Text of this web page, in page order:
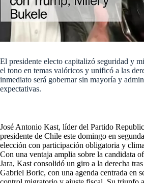
El presidente electo capitalizó seguridad y
el tono en temas valóricos y unificó a las
inmediato será gobernar sin mayoría y
expectativas.
José Antonio Kast, líder del Partido
presidente de Chile este domingo en
elección con participación obligatoria y
Con una ventaja amplia sobre la candidata
Jara, Kast consolidó un giro a la derecha
Gabriel Boric, con una agenda centrada en